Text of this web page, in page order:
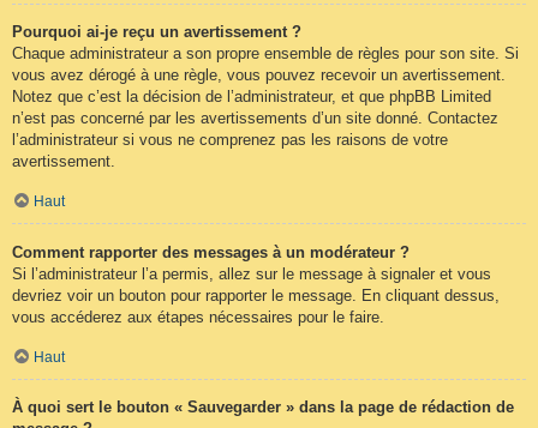
Pourquoi ai-je reçu un avertissement ?
Chaque administrateur a son propre ensemble de règles pour son site. Si
vous avez dérogé à une règle, vous pouvez recevoir un avertissement.
Notez que c’est la décision de l’administrateur, et que phpBB Limited
n’est pas concerné par les avertissements d’un site donné. Contactez
l’administrateur si vous ne comprenez pas les raisons de votre
avertissement.
Haut
Comment rapporter des messages à un modérateur ?
Si l’administrateur l’a permis, allez sur le message à signaler et vous
devriez voir un bouton pour rapporter le message. En cliquant dessus,
vous accéderez aux étapes nécessaires pour le faire.
Haut
À quoi sert le bouton « Sauvegarder » dans la page de rédaction de